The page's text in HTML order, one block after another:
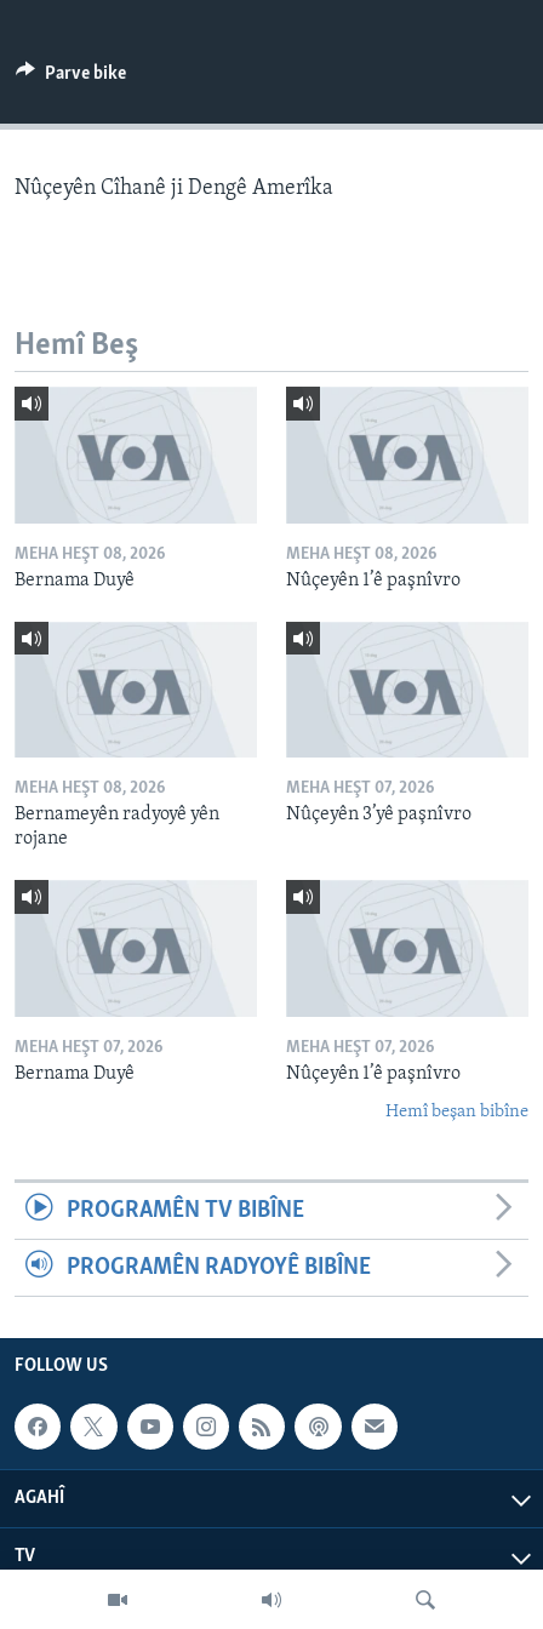
SERNIVÎS
Learning English
Zimanên Din
Parve bike
Nûçeyên Cîhanê ji Dengê Amerîka
Hemî Beş
MEHA HEŞT 08, 2026
Bernama Duyê
MEHA HEŞT 08, 2026
Nûçeyên 1’ê paşnîvro
MEHA HEŞT 08, 2026
Bernameyên radyoyê yên
rojane
MEHA HEŞT 07, 2026
Nûçeyên 3’yê paşnîvro
MEHA HEŞT 07, 2026
Bernama Duyê
MEHA HEŞT 07, 2026
Nûçeyên 1’ê paşnîvro
Hemî beşan bibîne
PROGRAMÊN TV BIBÎNE
PROGRAMÊN RADYOYÊ BIBÎNE
FOLLOW US
AGAHÎ
TV